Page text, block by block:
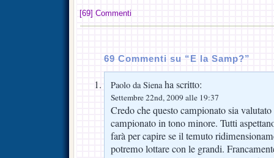
[69] Commenti
69 Commenti su “E la Samp?”
Paolo da Sienaha scritto:
Settembre 22nd, 2009 alle 19:37
Credo che questo campionato sia
campionato in tono minore. Tutti
farà per capire se il temuto
potremo lottare con le grandi.